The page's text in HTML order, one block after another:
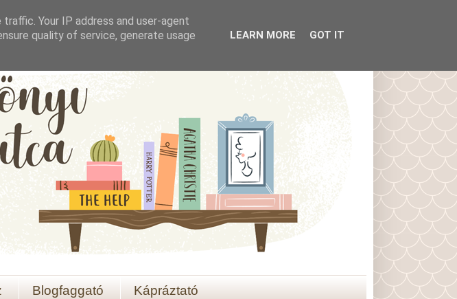
Blogfaggató Kápráztató
Your IP address and user-agent
quality of service, generate usage
LEARN MORE GOT IT